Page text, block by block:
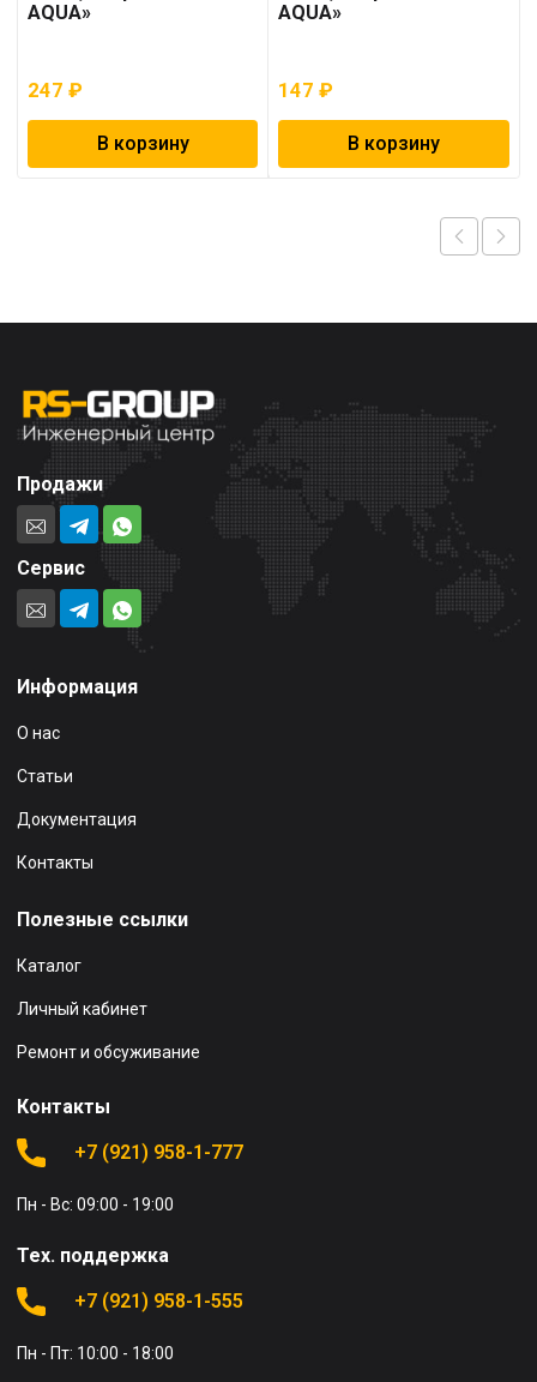
AQUA»
247 ₽
В корзину
AQUA»
147₽
В корзину
Продажи
Сервис
Информация
О нас
Статьи
Документация
Контакты
Полезные ссылки
Каталог
Личный кабинет
Ремонт и обсуживание
Контакты
+7 (921) 958-1-777
Пн - Вс: 09:00 - 19:00
Тех. поддержка
+7 (921) 958-1-555
Пн - Пт: 10:00 - 18:00